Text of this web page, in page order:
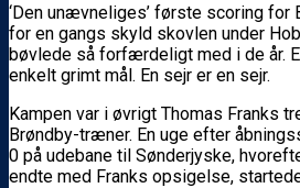
‘Den unævneliges’ første scoring for
for en gangs skyld skovlen under
bøvlede så forfærdeligt med i de år.
enkelt grimt mål. En sejr er en sejr.
Kampen var i øvrigt Thomas Franks
Brøndby-træner. En uge efter
0 på udebane til Sønderjyske,
endte med Franks opsigelse,